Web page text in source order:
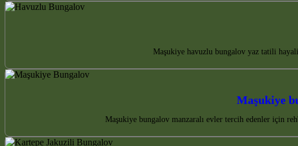
Maşukiye havuzlu bungalov yaz tatili
Maşukiye
Maşukiye bungalov manzaralı evler tercih edenler için